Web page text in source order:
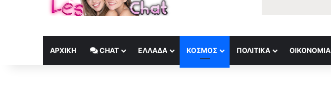
ΑΡΧΙΚΉ CHAT ΕΛΛΆΔΑ ΚΟΣΜΟΣ ΠΟΛΙΤΙΚΆ ΟΙΚΟΝΟΜΊΑ